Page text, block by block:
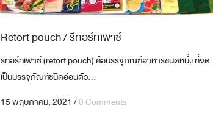
Retort pouch / รีทอร์ทเพาซ์
รีทอร์ทเพาซ์ (retort pouch) คือบรรจุภัณฑ์อาหารชนิดหนึ่ง ที่จัด
เป็นบรรจุภัณฑ์ชนิดอ่อนตัว...
15 พฤษภาคม, 2021 /0 Comments